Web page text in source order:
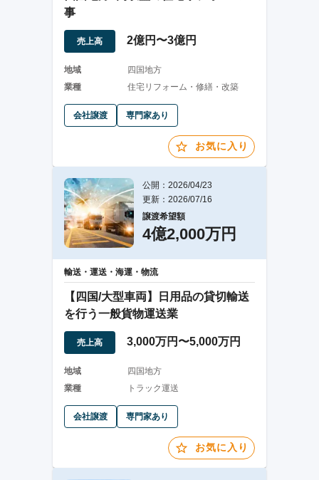
事
売上高 2億円〜3億円
地域
四国地方
業種
住宅リフォーム・修繕・改築
会社譲渡 専門家あり
お気に入り
公開：2026/04/23
更新：2026/07/16
譲渡希望額
4億2,000万円
輸送・運送・海運・物流
【四国/大型車両】日用品の貸切輸送
を行う一般貨物運送業
売上高 3,000万円〜5,000万円
地域
四国地方
業種
トラック運送
会社譲渡 専門家あり
お気に入り